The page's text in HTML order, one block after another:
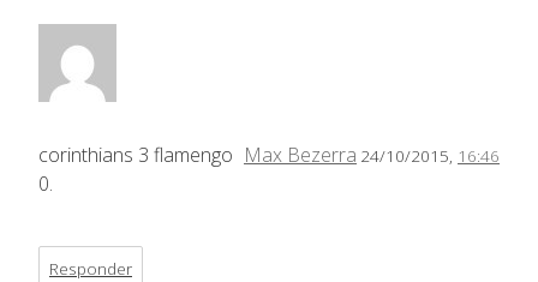
Max Bezerra 24/10/2015, 16:46
corinthians 3 flamengo
0.
Responder